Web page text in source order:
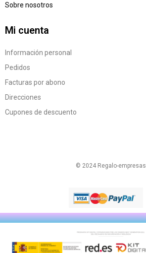
Sobre nosotros
Mi cuenta
Información personal
Pedidos
Facturas por abono
Direcciones
Cupones de descuento
© 2024 Regalo-empresas